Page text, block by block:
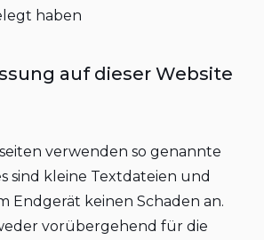
haben
auf dieser Website
verwenden so genannte
sind kleine Textdateien und
Endgerät keinen Schaden an.
vorübergehend für die